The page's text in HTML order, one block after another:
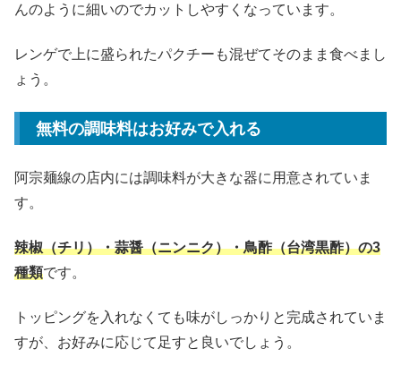
んのように細いのでカットしやすくなっています。
レンゲで上に盛られたパクチーも混ぜてそのまま食べまし
ょう。
無料の調味料はお好みで入れる
阿宗麺線の店内には調味料が大きな器に用意されていま
す。
辣椒（チリ）・蒜醤（ニンニク）・鳥酢（台湾黒酢）の3
種類です。
トッピングを入れなくても味がしっかりと完成されていま
すが、お好みに応じて足すと良いでしょう。